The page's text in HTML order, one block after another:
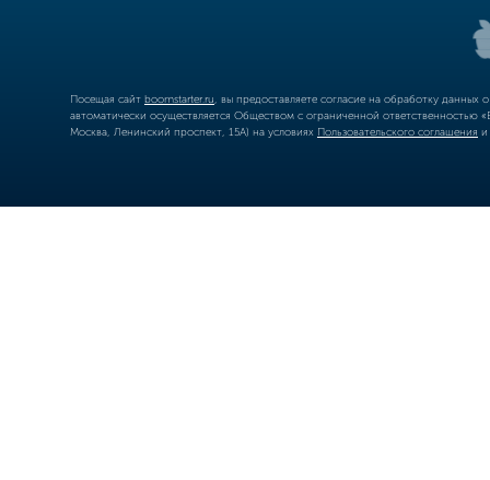
Посещая сайт boomstarter.ru , вы предоставляете согласие на обработку
автоматически осуществляется Обществом с ограниченной
Москва, Ленинский проспект, 15А) на условиях Пользовательского соглашения и